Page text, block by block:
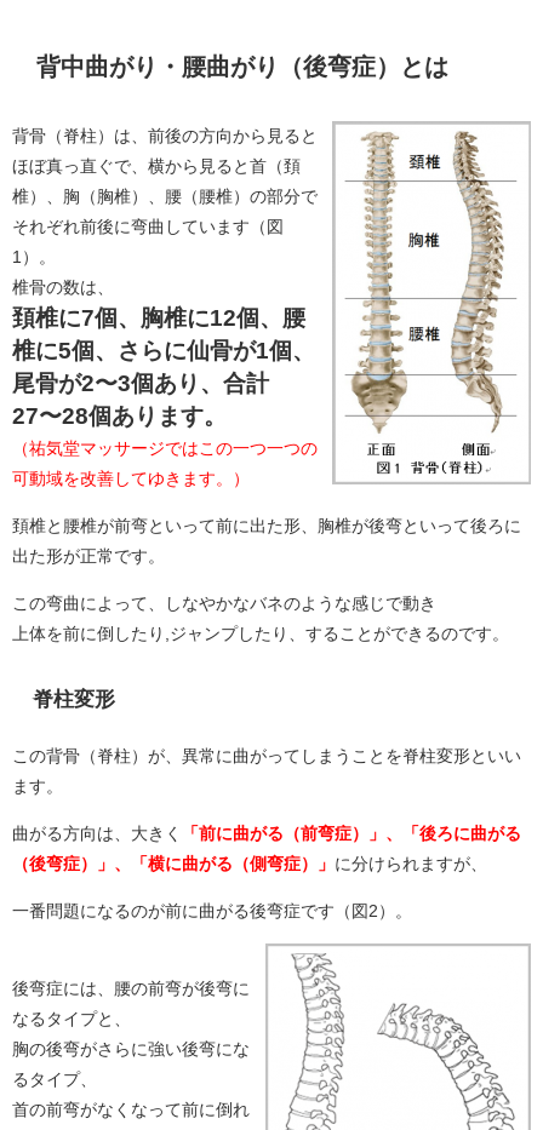
背中曲がり・腰曲がり（後弯症）とは
背骨（脊柱）は、前後の方向から見ると
ほぼ真っ直ぐで、横から見ると首（頚
椎）、胸（胸椎）、腰（腰椎）の部分で
それぞれ前後に弯曲しています（図
1）。
椎骨の数は、
頚椎に7個、胸椎に12個、腰
椎に5個、さらに仙骨が1個、
尾骨が2〜3個あり、合計
27〜28個あります。
（祐気堂マッサージではこの一つ一つの
可動域を改善してゆきます。）
頚椎と腰椎が前弯といって前に出た形、胸椎が後弯といって後ろに
出た形が正常です。
この弯曲によって、しなやかなバネのような感じで動き
上体を前に倒したり,ジャンプしたり、することができるのです。
脊柱変形
この背骨（脊柱）が、異常に曲がってしまうことを脊柱変形といい
ます。
曲がる方向は、大きく
「前に曲がる（前弯症）」、「後ろに曲がる
（後弯症）」、「横に曲がる（側弯症）」 に分けられますが、
一番問題になるのが前に曲がる後弯症です（図2）。
後弯症には、腰の前弯が後弯に
なるタイプと、
胸の後弯がさらに強い後弯にな
るタイプ、
首の前弯がなくなって前に倒れ